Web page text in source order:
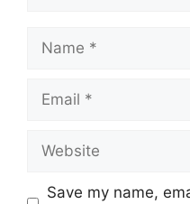
Save my name,